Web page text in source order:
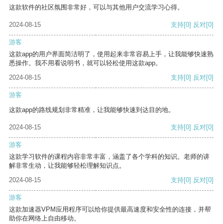
这款软件的社区氛围非常好，可以与其他用户交流学习心得。
2024-08-15 支持[0] 反对[0]
游客
这款app的用户界面简洁明了，使用起来非常容易上手，让我能够快速熟
悉操作。我不用看说明书，就可以轻松使用这款app。
2024-08-15
支持[0] 反对[0]
游客
这款app的路线规划非常精准，让我能够快速到达目的地。
2024-08-15 支持[0] 反对[0]
游客
这款学习软件的课程内容非常丰富，涵盖了各个学科的知识。老师的讲
解非常生动，让我能够轻松理解知识点。
2024-08-15
支持[0] 反对[0]
游客
这款加速器VPM应用程序可以给你提供最高速度和安全性的连接，并帮
助你在网络上自由移动。